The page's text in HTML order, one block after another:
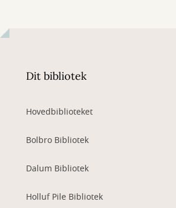
Dit bibliotek
Hovedbiblioteket
Bolbro Bibliotek
Dalum Bibliotek
Holluf Pile Bibliotek